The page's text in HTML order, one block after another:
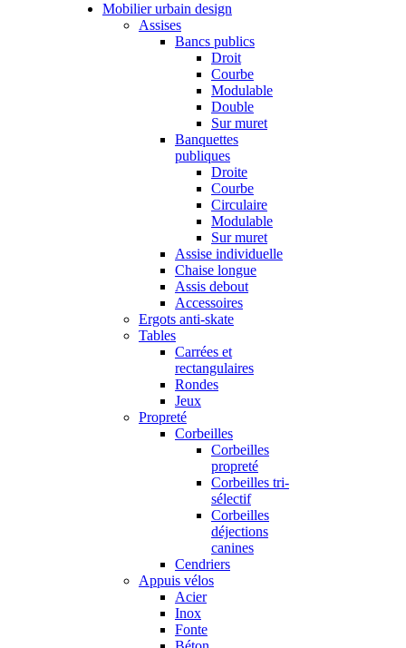
Mobilier urbain design
Assises
Bancs publics
Droit
Courbe
Modulable
Double
Sur muret
Banquettes
publiques
Droite
Courbe
Circulaire
Modulable
Sur muret
Assise individuelle
Chaise longue
Assis debout
Accessoires
Ergots anti-skate
Tables
Carrées et
rectangulaires
Rondes
Jeux
Propreté
Corbeilles
Corbeilles
propreté
Corbeilles tri-
sélectif
Corbeilles
déjections
canines
Cendriers
Appuis vélos
Acier
Inox
Fonte